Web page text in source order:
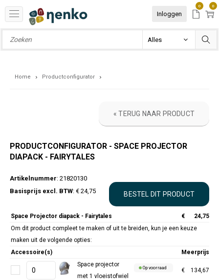
Inloggen
0 0
Home Productconfigurator
« TERUG NAAR PRODUCT
PRODUCTCONFIGURATOR - SPACE PROJECTOR
DIAPACK - FAIRYTALES
Artikelnummer: 21820130
Basisprijs excl. BTW: € 24,75
Space Projector diapack - Fairytales €
24,75
Om dit product compleet te maken of uit te breiden, kun je een keuze
maken uit de volgende opties:
Accessoire(s)
Meerprijs
Space projector
met 1 vloeistofwiel
Op voorraad € 134,67